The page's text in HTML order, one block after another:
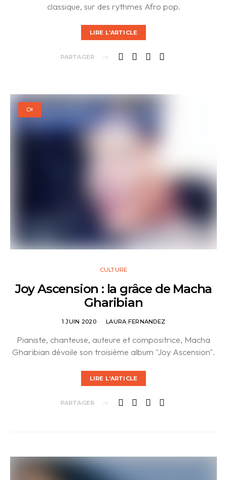
classique, sur des rythmes Afro pop.
LIRE L'ARTICLE
PARTAGER
CULTURE
Joy Ascension : la grâce de Macha
Gharibian
1 JUIN 2020 LAURA FERNANDEZ
Pianiste, chanteuse, auteure et compositrice, Macha
Gharibian dévoile son troisième album "Joy Ascension".
LIRE L'ARTICLE
PARTAGER